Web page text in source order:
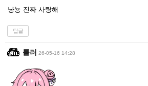
냥뇽 진짜 사랑해
답글
룰러 26-05-16 14:28